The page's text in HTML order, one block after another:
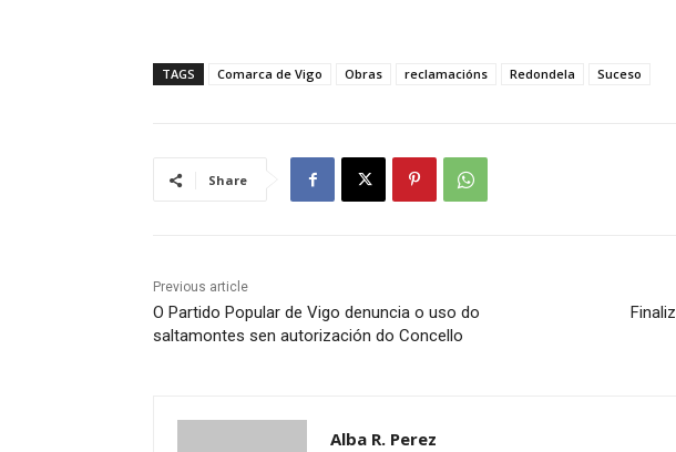
TAGS Comarca de Vigo Obras reclamacións Redondela Suceso
Share
Previous article
O Partido Popular de Vigo denuncia o uso do
saltamontes sen autorización do Concello
Alba R. Perez